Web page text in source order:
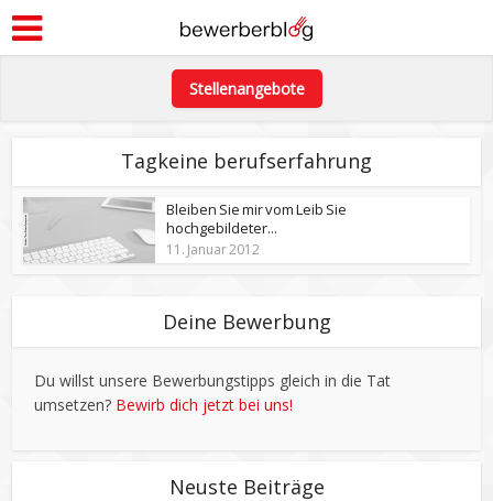
Stellenangebote
Tagkeine berufserfahrung
Bleiben Sie mir vom Leib Sie
hochgebildeter...
11. Januar 2012
Deine Bewerbung
Du willst unsere Bewerbungstipps gleich in die Tat
umsetzen? Bewirb dich jetzt bei uns!
Neuste Beiträge